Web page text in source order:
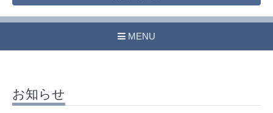
MENU
お知らせ